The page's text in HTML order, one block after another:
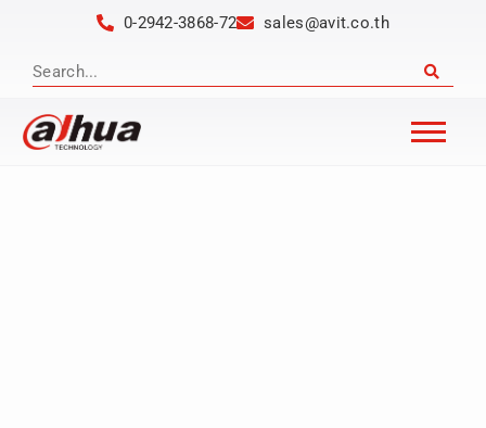
0-2942-3868-72 sales@avit.co.th